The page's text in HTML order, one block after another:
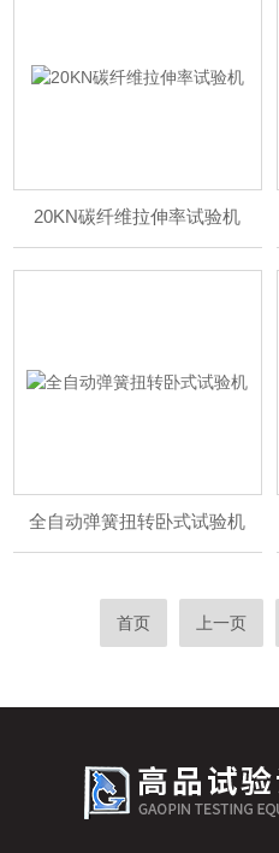
20KN碳纤维拉伸率试验机
全自动弹簧扭转卧式试验机
首页 上一页